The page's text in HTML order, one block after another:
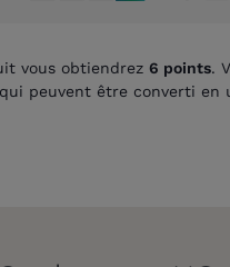
vous obtiendrez 6 points.
peuvent être converti en